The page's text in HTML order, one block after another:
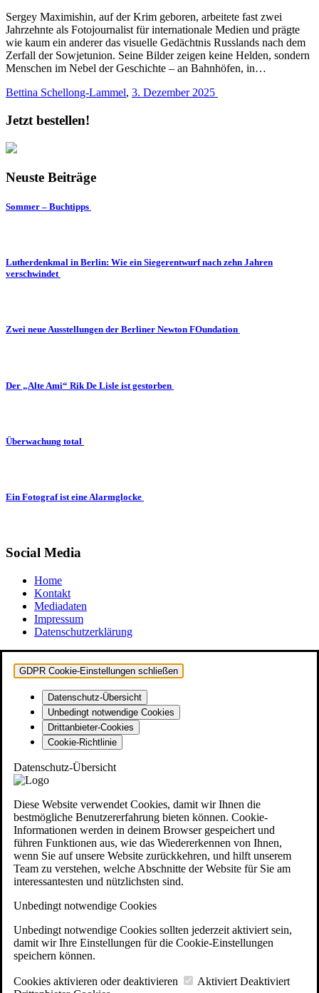
Sergey Maximishin, auf der Krim geboren, arbeitete fast zwei
Jahrzehnte als Fotojournalist für internationale Medien und prägte
wie kaum ein anderer das visuelle Gedächtnis Russlands nach dem
Zerfall der Sowjetunion. Seine Bilder zeigen keine Helden, sondern
Menschen im Nebel der Geschichte – an Bahnhöfen, in…
Bettina Schellong-Lammel, 3. Dezember 2025
Jetzt bestellen!
Neuste Beiträge
Sommer – Buchtipps
Lutherdenkmal in Berlin: Wie ein Siegerentwurf nach zehn Jahren
verschwindet
Zwei neue Ausstellungen der Berliner Newton FOundation
Der „Alte Ami“ Rik De Lisle ist gestorben
Überwachung total
Ein Fotograf ist eine Alarmglocke
Social Media
Home
Kontakt
Mediadaten
Impressum
Datenschutzerklärung
GDPR Cookie-Einstellungen schließen
Datenschutz-Übersicht
Unbedingt notwendige Cookies
Drittanbieter-Cookies
Cookie-Richtlinie
Datenschutz-Übersicht
Diese Website verwendet Cookies, damit wir Ihnen die
bestmögliche Benutzererfahrung bieten können. Cookie-
Informationen werden in deinem Browser gespeichert und
führen Funktionen aus, wie das Wiedererkennen von Ihnen,
wenn Sie auf unsere Website zurückkehren, und hilft unserem
Team zu verstehen, welche Abschnitte der Website für Sie am
interessantesten und nützlichsten sind.
Unbedingt notwendige Cookies
Unbedingt notwendige Cookies sollten jederzeit aktiviert sein,
damit wir Ihre Einstellungen für die Cookie-Einstellungen
speichern können.
Cookies aktivieren oder deaktivieren Aktiviert Deaktiviert